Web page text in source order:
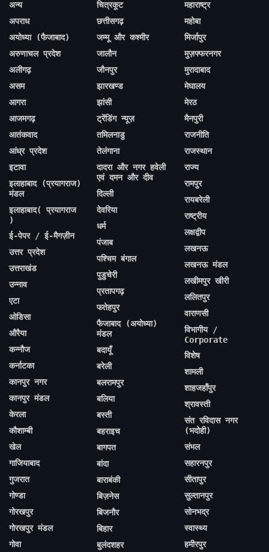
अन्य
अपराध
अयोध्या (फैजाबाद)
अरुणाचल प्रदेश
अलीगढ़
असम
आगरा
आजमगढ़
आतंकवाद
आंध्र प्रदेश
इटावा
इलाहाबाद (प्रयागराज)
मंडल
इलाहाबाद( प्रयागराज
)
ई-पेपर / ई-मैगज़ीन
उत्तर प्रदेश
उत्तराखंड
उन्नाव
एटा
ओडिसा
औरैया
कन्नौज
कर्नाटका
कानपुर नगर
कानपुर मंडल
केरला
कौशाम्बी
खेल
गाजियाबाद
गुजरात
गोण्डा
गोरखपुर
गोरखपुर मंडल
गोवा
चित्रकूट
छत्तीसगढ़
जम्मू और कश्मीर
जालौन
जौनपुर
झारखण्ड
झांसी
ट्रेंडिंग न्यूज़
तमिलनाडु
तेलंगाना
दादरा और नगर हवेली
एवं दमन और दीव
दिल्ली
देवरिया
धर्म
पंजाब
पश्चिम बंगाल
पुडुचेरी
प्रतापगढ़
फतेहपुर
फैजाबाद (अयोध्या)
मंडल
बदायूँ
बरेली
बलरामपुर
बलिया
बस्ती
बहराइच
बागपत
बांदा
बाराबंकी
बिज़नेस
बिजनौर
बिहार
बुलंदशहर
महाराष्ट्र
महोबा
मिर्जापुर
मुज़फ्फरनगर
मुरादाबाद
मेघालय
मेरठ
मैनपुरी
राजनीति
राजस्थान
राज्य
रामपुर
रायबरेली
राष्ट्रीय
लक्षद्वीप
लखनऊ
लखनऊ मंडल
लखीमपुर खीरी
ललितपुर
वाराणसी
विभागीय /
Corporate
विशेष
शामली
शाहजहाँपुर
श्रावस्ती
संत रविदास नगर
(भदोही)
संभल
सहारनपुर
सीतापुर
सुल्तानपुर
सोनभद्र
स्वास्थ्य
हमीरपुर